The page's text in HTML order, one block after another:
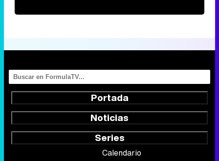
Portada
Noticias
Series
Calendario